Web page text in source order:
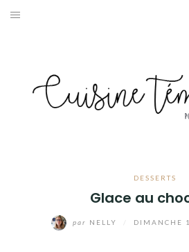
Aller
DESSERTS
Glace au
par NELLY DIMANCHE